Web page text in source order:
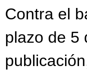
Contra el
plazo de 5